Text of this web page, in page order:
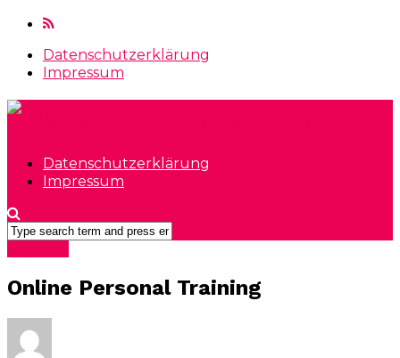
Datenschutzerklärung
Impressum
Datenschutzerklärung
Impressum
Online Personal Training